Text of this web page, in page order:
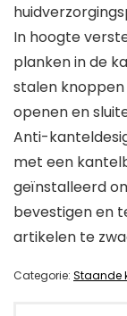
In hoogte
planken in de
stalen
openen en
Anti-
met een
geïnstalleerd
bevestigen en
artikelen te
Categorie: Staande